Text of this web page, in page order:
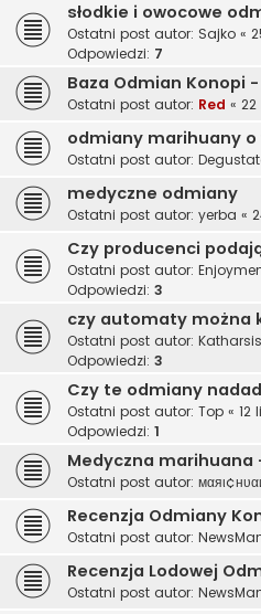
słodkie i owocowe
Ostatni post autor: Sajko «
Odpowiedzi: 7
Baza Odmian Konopi
Ostatni post autor: Red « 22
odmiany marihuany o
Ostatni post autor:
medyczne odmiany
Ostatni post autor: yerba «
Czy producenci
Ostatni post autor:
Odpowiedzi: 3
czy automaty można
Ostatni post autor: Katharsis
Odpowiedzi: 3
Czy te odmiany
Ostatni post autor: Top « 12
Odpowiedzi: 1
Medyczna marihuana
Ostatni post autor:
Recenzja Odmiany
Ostatni post autor:
Recenzja Lodowej
Ostatni post autor: